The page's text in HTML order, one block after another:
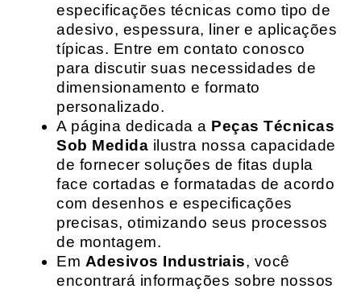
especificações técnicas como tipo de
adesivo, espessura, liner e aplicações
típicas. Entre em contato conosco
para discutir suas necessidades de
dimensionamento e formato
personalizado.
A página dedicada a Peças Técnicas
Sob Medida ilustra nossa capacidade
de fornecer soluções de fitas dupla
face cortadas e formatadas de acordo
com desenhos e especificações
precisas, otimizando seus processos
de montagem.
Em Adesivos Industriais, você
encontrará informações sobre nossos